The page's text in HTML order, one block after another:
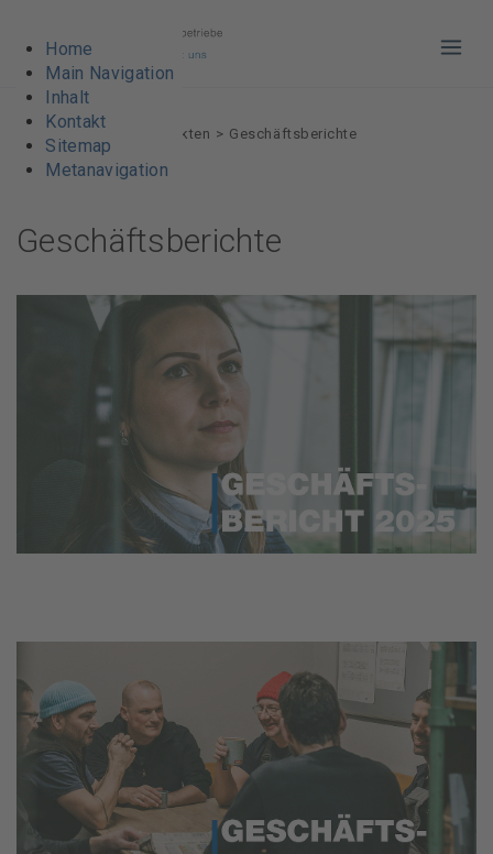
Home
Main Navigation
Inhalt
Kontakt
Sitemap
Metanavigation
Fakten Geschäftsberichte
Geschäftsberichte